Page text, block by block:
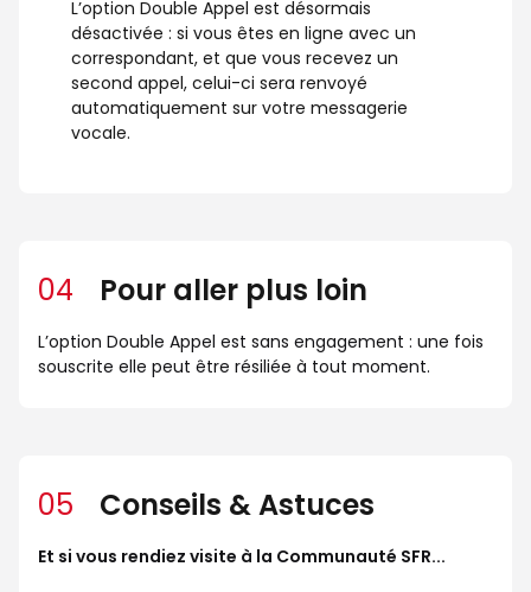
L’option Double Appel est désormais
désactivée : si vous êtes en ligne avec un
correspondant, et que vous recevez un
second appel, celui-ci sera renvoyé
automatiquement sur votre messagerie
vocale.
04 Pour aller plus loin
L’option Double Appel est sans engagement : une fois
souscrite elle peut être résiliée à tout moment.
05 Conseils & Astuces
Et si vous rendiez visite à la Communauté SFR...